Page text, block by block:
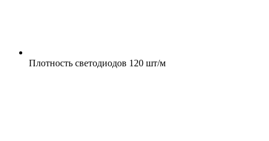
Плотность светодиодов 120 шт/м